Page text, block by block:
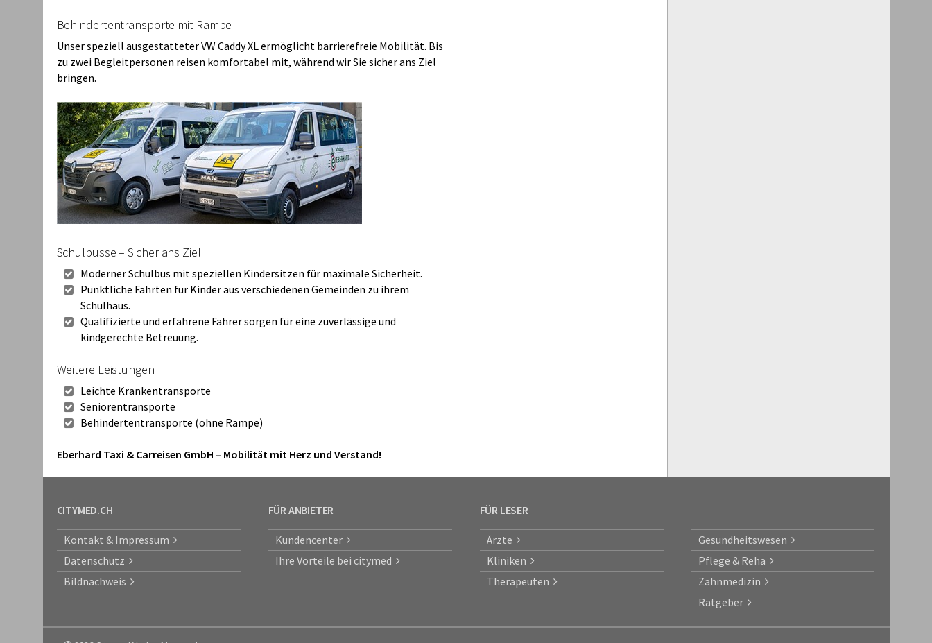
Behindertentransporte mit Rampe
Unser speziell ausgestatteter VW Caddy XL ermöglicht barrierefreie Mobilität. Bis
zu zwei Begleitpersonen reisen komfortabel mit, während wir Sie sicher ans Ziel
bringen.
Schulbusse – Sicher ans Ziel
Moderner Schulbus mit speziellen Kindersitzen für maximale Sicherheit.
Pünktliche Fahrten für Kinder aus verschiedenen Gemeinden zu ihrem
Schulhaus.
Qualifizierte und erfahrene Fahrer sorgen für eine zuverlässige und
kindgerechte Betreuung.
Weitere Leistungen
Leichte Krankentransporte
Seniorentransporte
Behindertentransporte (ohne Rampe)
Eberhard Taxi & Carreisen GmbH – Mobilität mit Herz und Verstand!
CITYMED.CH
Kontakt & Impressum
Datenschutz
Bildnachweis
FÜR ANBIETER
Kundencenter
Ihre Vorteile bei citymed
FÜR LESER
Ärzte
Kliniken
Therapeuten
Gesundheitswesen
Pflege & Reha
Zahnmedizin
Ratgeber